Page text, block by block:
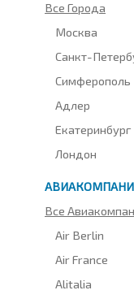
Все Города
Москва
Санкт-
Симферополь
Адлер
Екатеринбург
Лондон
Все
Air Berlin
Air France
Alitalia